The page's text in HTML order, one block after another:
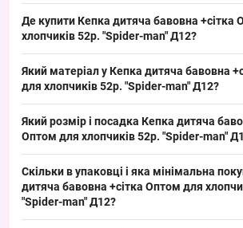
Де купити Кепка дитяча бавовна +сітка
хлопчиків 52р. "Spider-man" Д12?
"Spider-man" Д12 можна оптом з Одеси 7КМ;
на дитячих прилавках та стабільний попит
сезон.
Який матеріал у Кепка дитяча бавовна
для хлопчиків 52р. "Spider-man" Д12?
дитячих кепок на літо, що забезпечує
добре доповнює літню викладку та закриває
Який розмір і посадка Кепка дитяча
Оптом для хлопчиків 52р. "Spider-man"
більшості хлопчиків відповідної вікової групи
Модель має стандартну посадку для дитячих
Скільки в упаковці і яка мінімальна
дитяча бавовна +сітка Оптом для
"Spider-man" Д12?